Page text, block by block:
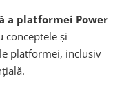
a platformei Power
conceptele și
platformei, inclusiv